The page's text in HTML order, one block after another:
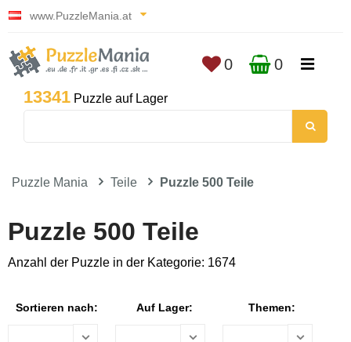
www.PuzzleMania.at
13341 Puzzle auf Lager
0 0
Puzzle Mania Teile Puzzle 500 Teile
Puzzle 500 Teile
Anzahl der Puzzle in der Kategorie: 1674
Sortieren nach: Auf Lager: Themen: